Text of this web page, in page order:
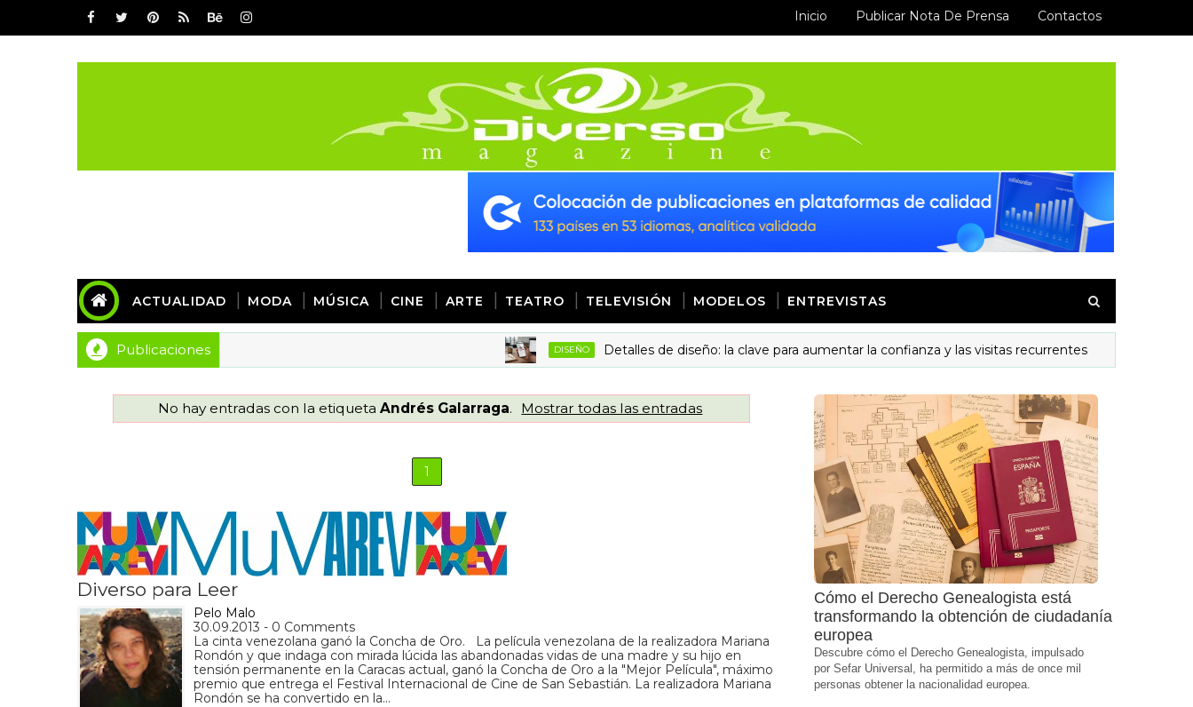
Inicio Publicar Nota De Prensa Contactos
ACTUALIDAD MODA MÚSICA CINE ARTE TEATRO TELEVISIÓN MODELOS ENTREVISTAS
Publicaciones DISEÑO Detalles de diseño: la clave para aumentar la confianza y las visitas recurrentes
No hay entradas con la etiquetaAndrés Galarraga. Mostrar todas las entradas
1
Diverso para Leer
Pelo Malo
30.09.2013 - 0 Comments
La cinta venezolana ganó la Concha de Oro. La película venezolana de la realizadora Mariana
Rondón y que indaga con mirada lúcida las abandonadas vidas de una madre y su hijo en
tensión permanente en la Caracas actual, ganó la Concha de Oro a la "Mejor Película", máximo
premio que entrega el Festival Internacional de Cine de San Sebastián. La realizadora Mariana
Rondón se ha convertido en la…
Cómo el Derecho Genealogista está
transformando la obtención de ciudadanía
europea
Descubre cómo el Derecho Genealogista, impulsado
por Sefar Universal, ha permitido a más de once mil
personas obtener la nacionalidad europea.